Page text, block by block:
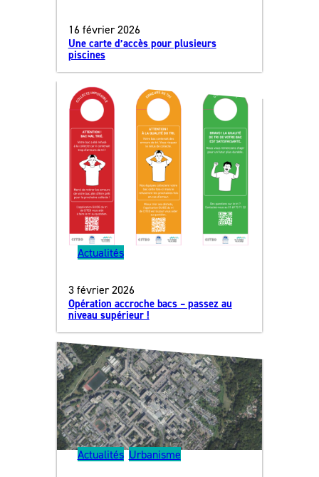
16 février 2026
Une carte d’accès pour plusieurs
piscines
Actualités
3 février 2026
Opération accroche bacs – passez au
niveau supérieur !
Actualités, Urbanisme